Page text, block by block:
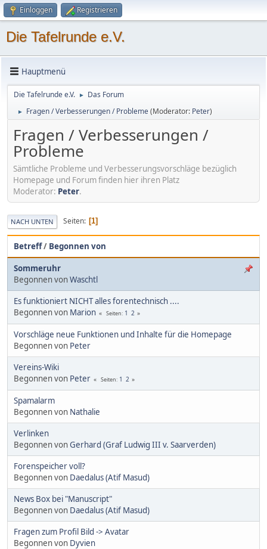
Einloggen Registrieren
Die Tafelrunde e.V.
Hauptmenü
Die Tafelrunde e.V. ► Das Forum
► Fragen / Verbesserungen / Probleme(Moderator: Peter)
Fragen / Verbesserungen /
Probleme
Sämtliche Probleme und Verbesserungsvorschläge bezüglich
Homepage und Forum finden hier ihren Platz
Moderator: Peter.
NACH UNTEN Seiten 1
Betreff/ Begonnen von
Sommeruhr
Begonnen vonWaschtl
Es funktioniert NICHT alles forentechnisch ....
Begonnen von Marion Seiten 1 2
Vorschläge neue Funktionen und Inhalte für die Homepage
Begonnen von Peter
Vereins-Wiki
Begonnen von Peter Seiten 1 2
Spamalarm
Begonnen von Nathalie
Verlinken
Begonnen vonGerhard (Graf Ludwig III v. Saarverden)
Forenspeicher voll?
Begonnen von Daedalus (Atif Masud)
News Box bei "Manuscript"
Begonnen von Daedalus (Atif Masud)
Fragen zum Profil Bild -> Avatar
Begonnen von Dyvien